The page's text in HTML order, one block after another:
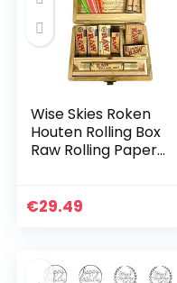
Wise Skies Roken
Houten Rolling Box
Raw Rolling Papers
€29.49